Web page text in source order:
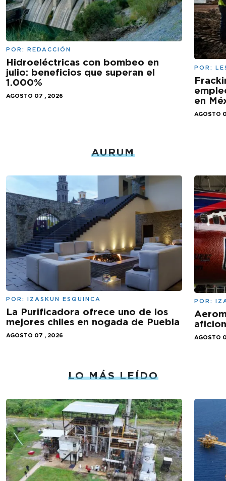
POR: REDACCIÓN
Hidroeléctricas con bombeo en
julio: beneficios que superan el
1.000%
AGOSTO 07 , 2026
POR:
en
AGOSTO
AURUM
POR: IZASKUN ESQUINCA
La Purificadora ofrece uno de los
mejores chiles en nogada de Puebla
AGOSTO 07 , 2026
POR:
AGOSTO
LO MÁS LEÍDO